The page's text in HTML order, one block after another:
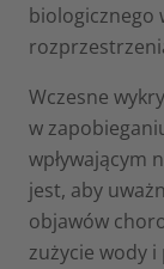
biologicznego
Wczesne
w
wpływającym
jest, aby
objawów
zużycie wody i